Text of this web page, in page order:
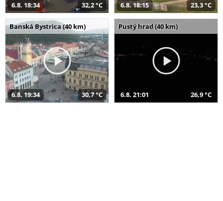
6.8. 18:34 32,2 °C 6.8. 18:15 23,3 °C
Banská Bystrica (40 km)
6.8. 19:34 30,7 °C
Pustý hrad (40 km)
6.8. 21:01 26,9 °C